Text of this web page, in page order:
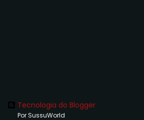
Tecnologia do Blogger
Por SussuWorld